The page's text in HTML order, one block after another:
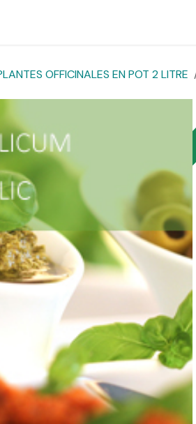
OFFICINALES EN POT 2 LITRE